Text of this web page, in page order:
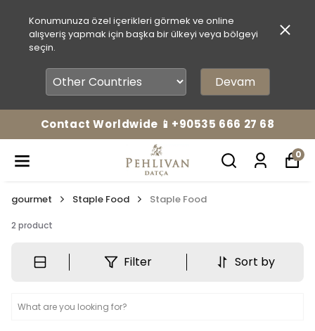
Konumunuza özel içerikleri görmek ve online
alışveriş yapmak için başka bir ülkeyi veya bölgeyi
seçin.
Devam
Contact Worldwide 📱+90535 666 27 68
0
gourmet Staple Food Staple Food
2 product
Filter Sort by